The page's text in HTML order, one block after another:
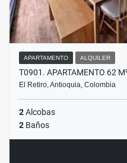
APARTAMENTO ALQUILER
T0901. APARTAMENTO 62
El Retiro, Antioquia, Colombia
2Alcobas
2 Baños